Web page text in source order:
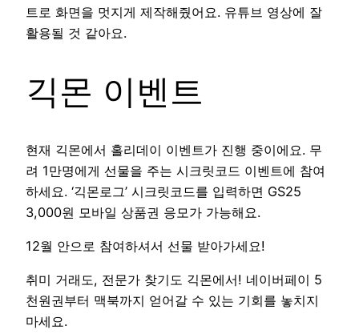
트로 화면을 멋지게 제작해줬어요. 유튜브 영상에 잘
활용될 것 같아요.
긱몬 이벤트
현재 긱몬에서 홀리데이 이벤트가 진행 중이에요. 무
려 1만명에게 선물을 주는 시크릿코드 이벤트에 참여
하세요. ‘긱몬로그’ 시크릿코드를 입력하면 GS25
3,000원 모바일 상품권 응모가 가능해요.
12월 안으로 참여하셔서 선물 받아가세요!
취미 거래도, 전문가 찾기도 긱몬에서! 네이버페이 5
천원권부터 맥북까지 얻어갈 수 있는 기회를 놓치지
마세요.